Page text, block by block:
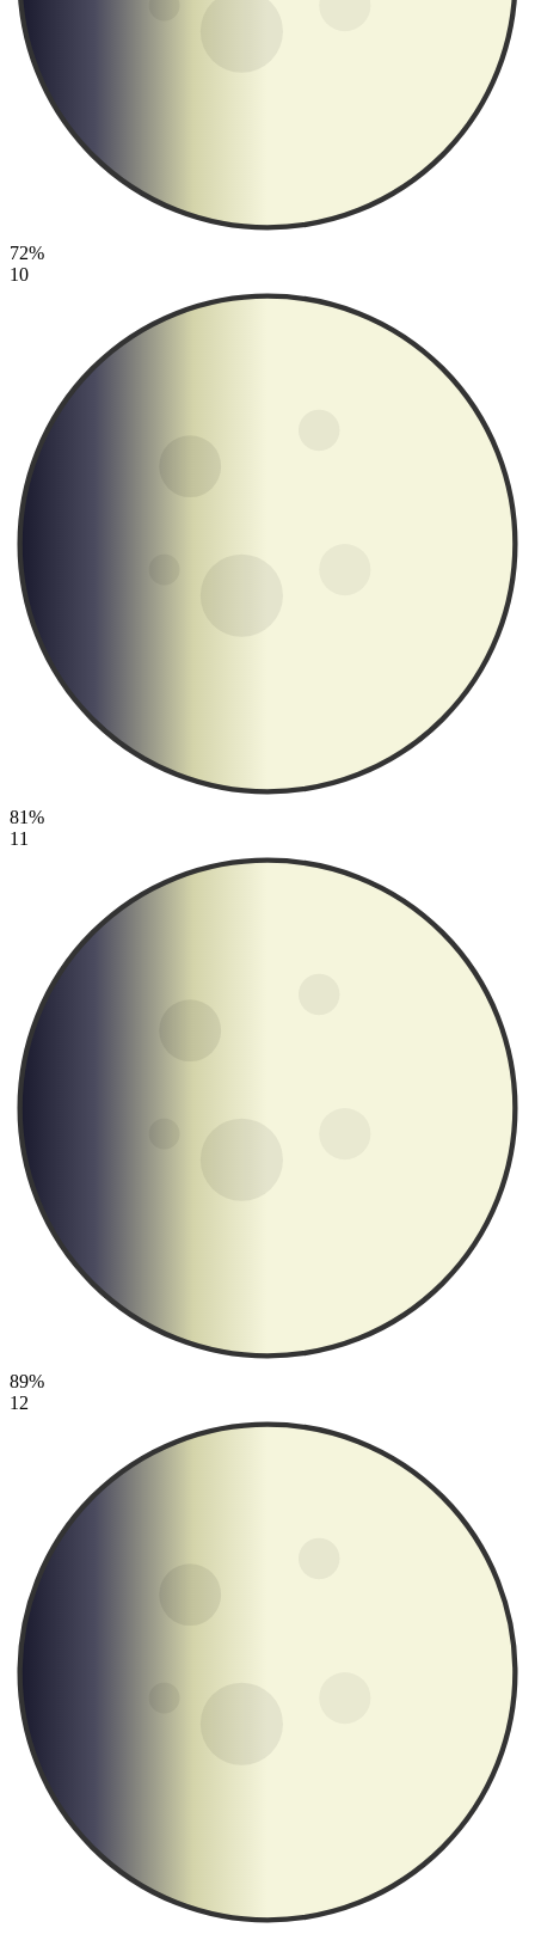
72%
10
81%
11
89%
12